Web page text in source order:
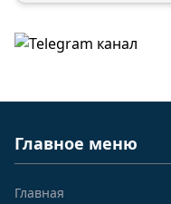
Главное меню
Главная